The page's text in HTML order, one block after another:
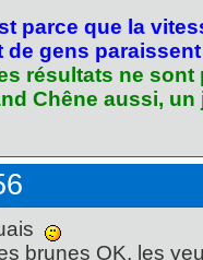
parce que la
de gens
résultats ne sont
Chêne aussi,
brunes OK, les